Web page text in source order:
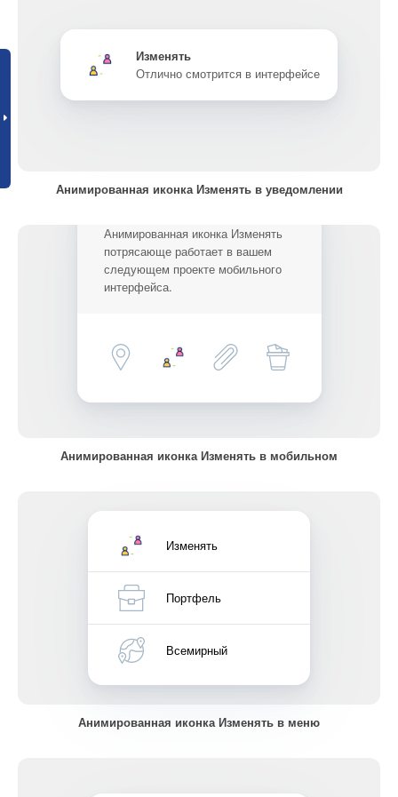
Изменять
Отлично смотрится в интерфейсе
Анимированная иконка Изменять в уведомлении
Анимированная иконка Изменять
потрясающе работает в вашем
следующем проекте мобильного
интерфейса.
Анимированная иконка Изменять в мобильном
Изменять
Портфель
Всемирный
Анимированная иконка Изменять в меню